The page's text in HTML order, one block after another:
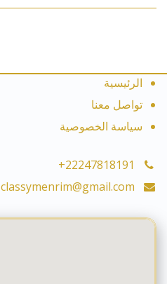
الرئيسية
تواصل معنا
سياسة الخصوصية
+22247818191
classymenrim@gmail.com